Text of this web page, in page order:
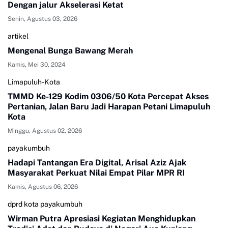
Dengan jalur Akselerasi Ketat
Senin, Agustus 03, 2026
artikel
Mengenal Bunga Bawang Merah
Kamis, Mei 30, 2024
Limapuluh-Kota
TMMD Ke-129 Kodim 0306/50 Kota Percepat Akses
Pertanian, Jalan Baru Jadi Harapan Petani Limapuluh
Kota
Minggu, Agustus 02, 2026
payakumbuh
Hadapi Tantangan Era Digital, Arisal Aziz Ajak
Masyarakat Perkuat Nilai Empat Pilar MPR RI
Kamis, Agustus 06, 2026
dprd kota payakumbuh
Wirman Putra Apresiasi Kegiatan Menghidupkan